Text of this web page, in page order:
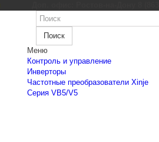
Поиск
Меню
Контроль и управление
Инверторы
Частотные преобразователи Xinje
Cерия VB5/V5